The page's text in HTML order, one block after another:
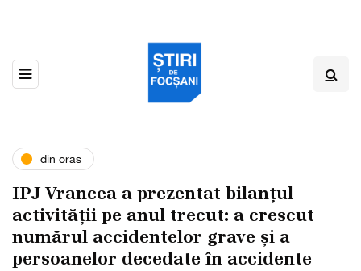
din oras
IPJ Vrancea a prezentat bilanțul
activității pe anul trecut: a crescut
numărul accidentelor grave și a
persoanelor decedate în accidente